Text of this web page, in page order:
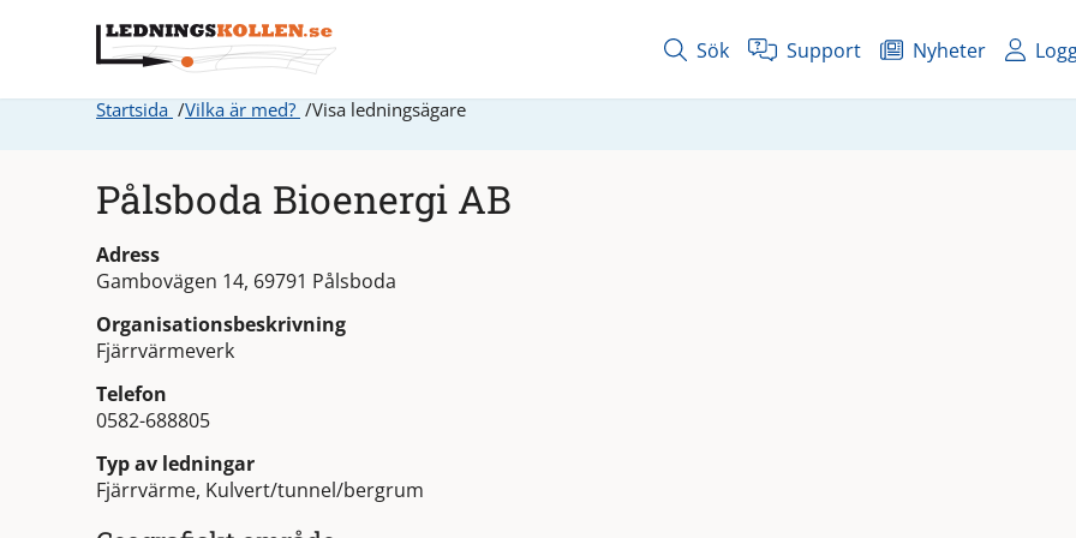
Sök Support Nyheter
Startsida Vilka är med? Visa ledningsägare
Pålsboda Bioenergi AB
Adress
Gambovägen 14, 69791 Pålsboda
Organisationsbeskrivning
Fjärrvärmeverk
Telefon
0582-688805
Typ av ledningar
Fjärrvärme, Kulvert/tunnel/bergrum